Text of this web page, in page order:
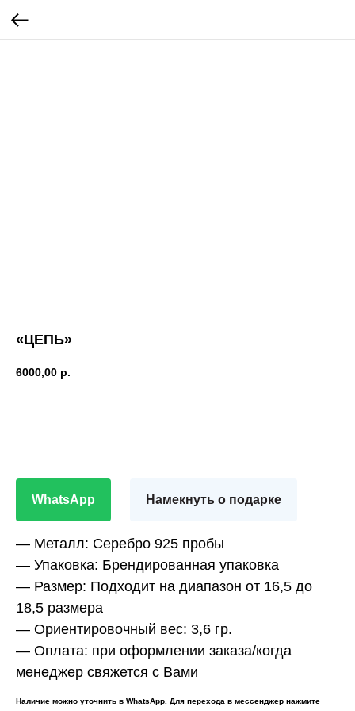
«ЦЕПЬ»
6000,00 р.
WhatsApp Намекнуть о подарке
— Металл: Серебро 925 пробы
— Упаковка: Брендированная упаковка
— Размер: Подходит на диапазон от 16,5 до
18,5 размера
— Ориентировочный вес: 3,6 гр.
— Оплата: при оформлении заказа/когда
менеджер свяжется с Вами
Наличие можно уточнить в WhatsApp. Для перехода в мессенджер нажмите